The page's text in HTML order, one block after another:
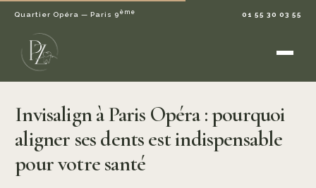
Quartier Opéra — Paris 9 ème 01 55 30 03 55
Invisalign à Paris Opéra : pourquoi
aligner ses dents est indispensable
pour votre santé